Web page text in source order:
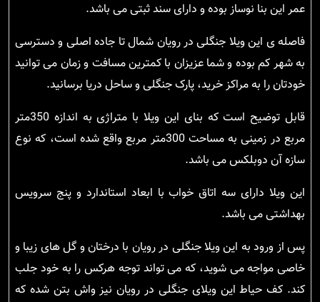
عمر این بنا نوساز بوده و دارای سند ثبتی می باشد.
فاصله ی این ویلا جنگلی در رویان شمال تا جاده اصلی و دسترسی
به شهر کم بوده و شما عزیزان با کمترین مسافت و زمان می توانید
خودتان را به مراکز خرید، پارک جنگلی و ساحل دریا برسانید.
قابل توضیح است که بنای این ویلا با متراژی به اندازه 350متر
مربع در زمینی به مساحت 300متر مربع واقع شده است، که نوع
سازه آن دوبلکس می باشد.
این ویلا دارای سه اتاق خواب با ابعاد استاندارد و پنج سرویس
بهداشتی می باشد.
پس از ورود به این ویلا جنگلی در رویان با درختان و گل های زیبا و
خاصی مواجه می شوید، که می تواند توجه هرکس را به خود جلب
کند. کف حیاط این ویلای جنگلی در رویان نیز واش بتن شده که